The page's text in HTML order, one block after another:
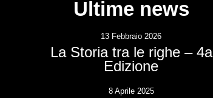
Ultime news
13 Febbraio 2026
La Storia tra le righe – 4a
Edizione
8 Aprile 2025